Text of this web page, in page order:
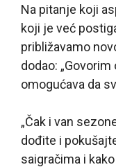
Na pitanje koji
koji je već
približavamo
dodao:
omogućava da
„Čak i van
dođite i
saigračima i